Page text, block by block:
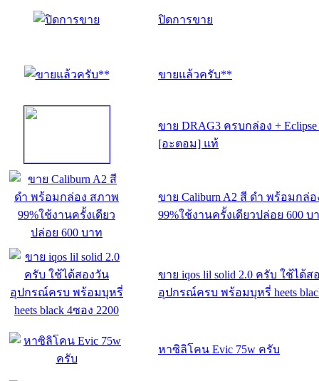
ปิดการขาย
ขายแล้วครับ**
ขาย DRAG3 ครบกล่อง + Eclipse
[อะตอม] แท้
ขาย Caliburn A2 สี ดำ พร้อมกล่
99%ใช้งานครั้งเดียวปล่อย 600 บ
ขาย iqos lil solid 2.0 ครับ ใช้ได้ส
อุปกรณ์ครบ พร้อมบุหรี่ heets
หาซิลิโคน Evic 75w ครับ